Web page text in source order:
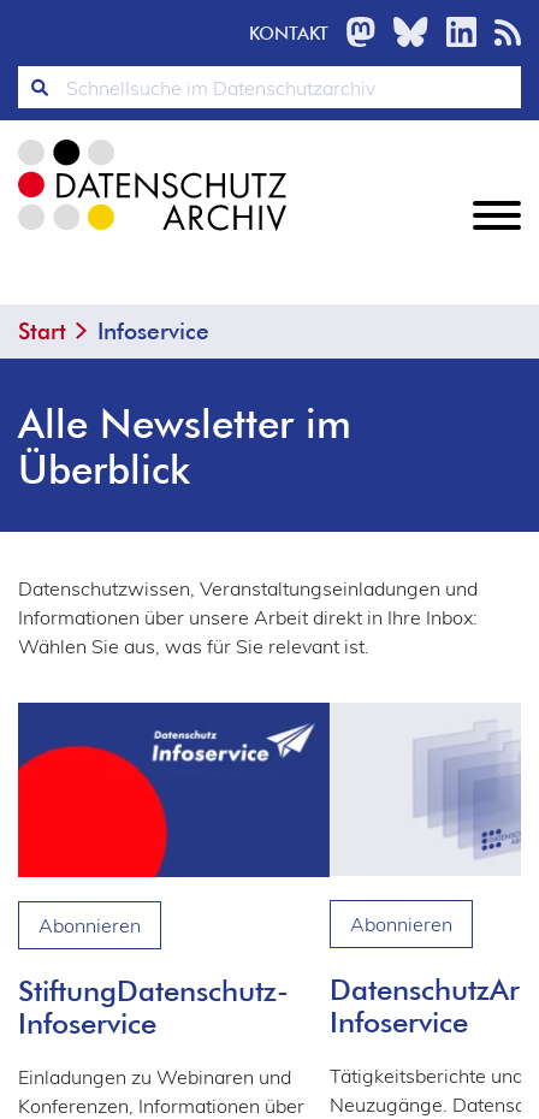
KONTAKT MASTODON
BLUESKY
Start Infoservice
Alle Newsletter im
Überblick
Datenschutzwissen, Veranstaltungseinladungen und
Informationen über unsere Arbeit direkt in Ihre Inbox:
Wählen Sie aus, was für Sie relevant ist.
Abonnieren
StiftungDatenschutz-
Infoservice
Einladungen zu Webinaren und
Konferenzen, Informationen über
Abonnieren
Infoservice
Tätigkeitsberichte und
Neuzugänge.